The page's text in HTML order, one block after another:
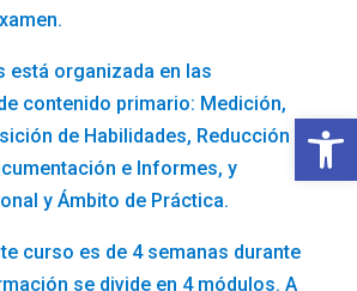
Abrir
está organizada en las
contenido primario: Medición,
de Habilidades, Reducción
e Informes, y
y Ámbito de Práctica.
curso es de 4 semanas durante
se divide en 4 módulos. A